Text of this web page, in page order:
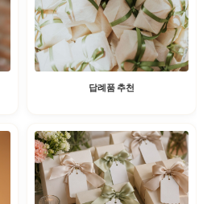
답례품 추천